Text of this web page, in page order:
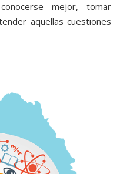
mejor, tomar
aquellas cuestiones